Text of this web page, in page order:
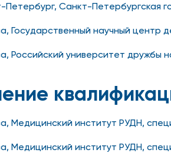
Петербург, Санкт-Петербургская
Государственный научный центр
Российский университет дружбы
Медицинский институт РУДН,
Медицинский институт РУДН,